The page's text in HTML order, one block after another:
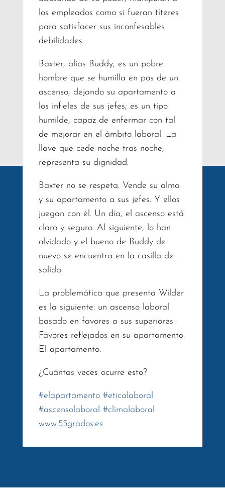
los empleados como si fueran títeres
para satisfacer sus inconfesables
debilidades.
Baxter, alias Buddy, es un pobre
hombre que se humilla en pos de un
ascenso, dejando su apartamento a
los infieles de sus jefes; es un tipo
humilde, capaz de enfermar con tal
de mejorar en el ámbito laboral. La
llave que cede noche tras noche,
representa su dignidad.
Baxter no se respeta. Vende su alma
y su apartamento a sus jefes. Y ellos
juegan con él. Un día, el ascenso está
claro y seguro. Al siguiente, lo han
olvidado y el bueno de Buddy de
nuevo se encuentra en la casilla de
salida.
La problemática que presenta Wilder
es la siguiente: un ascenso laboral
basado en favores a sus superiores.
Favores reflejados en su apartamento.
El apartamento.
¿Cuántas veces ocurre esto?
#elapartamento #eticalaboral
#ascensolaboral #climalaboral
www.55grados.es